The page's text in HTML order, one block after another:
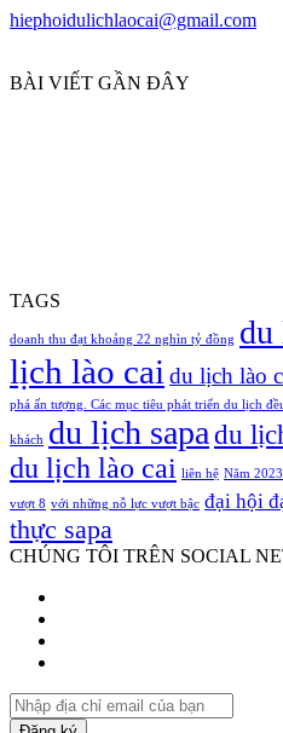
hiephoidulichlaocai@gmail.com
BÀI VIẾT GẦN ĐÂY
TAGS
doanh thu đạt khoảng 22 nghìn tỷ đồng du
lịch lào cai du lịch lào
phá ấn tượng. Các mục tiêu phát triển du lịch
khách du lịch sapa du
du lịch lào cai liên hệ Năm 2023
vượt 8 với những nỗ lực vượt bậc đại hội
thực sapa
CHÚNG TÔI TRÊN SOCIAL
Nhập
địa